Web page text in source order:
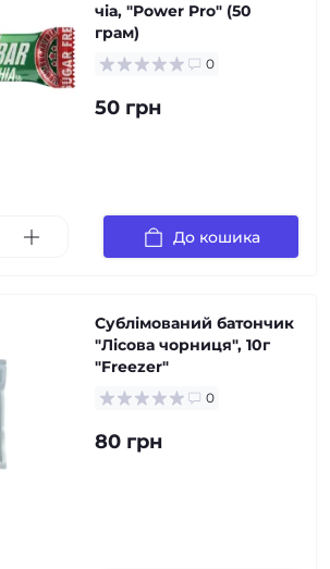
чіа, "Power Pro" (50
грам)
0
50 грн
До кошика
Сублімований батончик
"Лісова чорниця", 10г
"Freezer"
0
80 грн